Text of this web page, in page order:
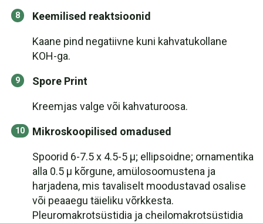
Keemilised reaktsioonid
Kaane pind negatiivne kuni kahvatukollane
KOH-ga.
Spore Print
Kreemjas valge või kahvaturoosa.
Mikroskoopilised omadused
Spoorid 6-7.5 x 4.5-5 µ; ellipsoidne; ornamentika
alla 0.5 µ kõrgune, amülosoomustena ja
harjadena, mis tavaliselt moodustavad osalise
või peaaegu täieliku võrkkesta.
Pleuromakrotsüstidia ja cheilomakrotsüstidia